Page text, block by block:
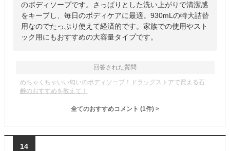
のボディソープです。さっぱりとした洗い上がりで清潔感
をキープし、毎日のボディケアに最適。930mLの特大詰替
用なのでたっぷり使えて経済的です。家族での使用やスト
ック用にもおすすめの大容量タイプです。
回答された質問
めちゃくちゃいい匂いのボディソープ！ドラッグストアで買える石
鹸のおすすめを教えて！
全てのおすすめコメント (1件) >
14